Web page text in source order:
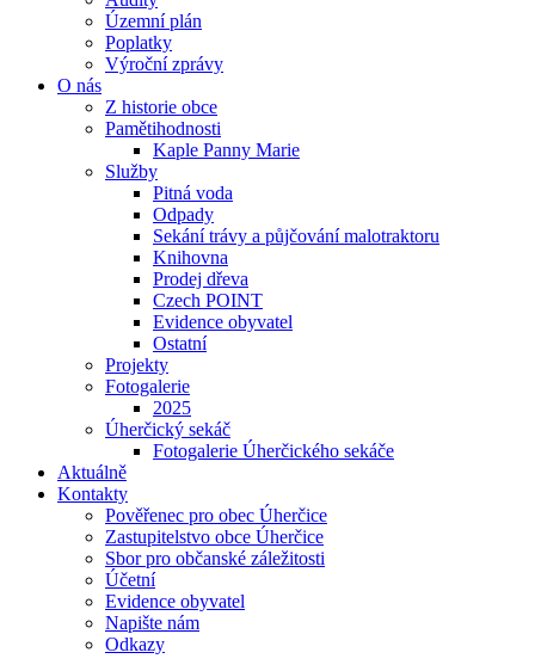
Územní plán
Poplatky
Výroční zprávy
O nás
Z historie obce
Pamětihodnosti
Kaple Panny Marie
Služby
Pitná voda
Odpady
Se­ká­ní trá­vy a půjčování ma­lo­trak­to­ru
Knihovna
Prodej dřeva
Czech POINT
Evidence obyvatel
Ostatní
Projekty
Fotogalerie
2025
Úherčický sekáč
Fotogalerie Úherčického sekáče
Aktuálně
Kontakty
Pověřenec pro obec Úherčice
Zastupitelstvo obce Úherčice
Sbor pro ob­čan­ské zá­le­ži­to­sti
Účetní
Evidence obyvatel
Napište nám
Odkazy